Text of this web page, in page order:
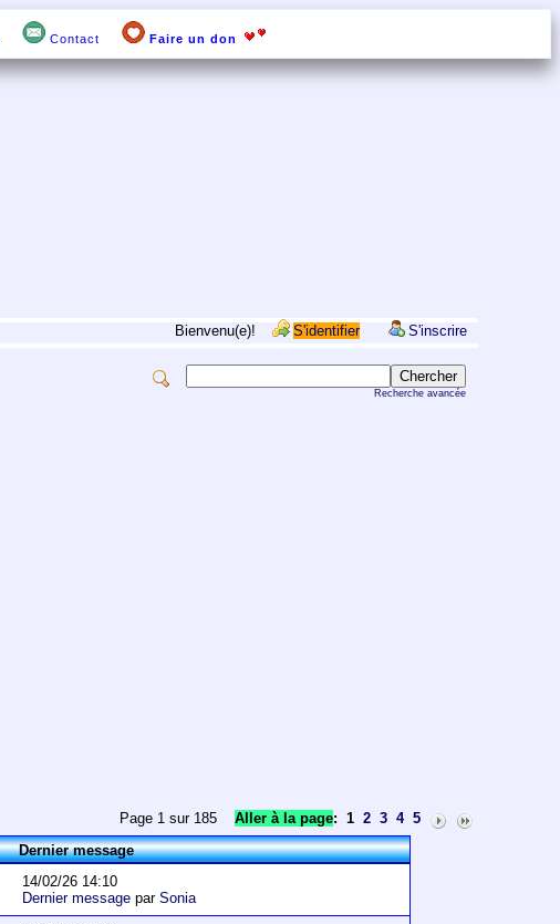
Contact Faire un don
Bienvenu(e)! S'identifier S'inscrire
Recherche avancée
Page 1 sur 185 Aller à la page: 1 2 3 4 5
Dernier message
14/02/26 14:10
Dernier message parSonia